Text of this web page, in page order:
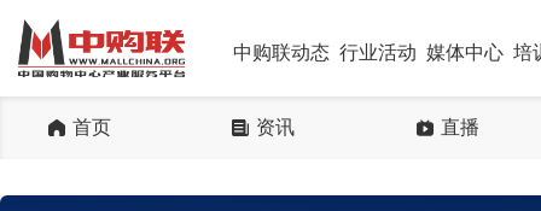
中购联动态 行业活动 媒体中心 培
首页 资讯 直播